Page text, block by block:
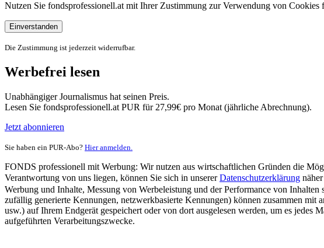
Nutzen Sie fondsprofessionell.at mit Ihrer Zustimmung zur Verwendung von Cookies
Einverstanden
Die Zustimmung ist jederzeit widerrufbar.
Werbefrei lesen
Unabhängiger Journalismus hat seinen Preis.
Lesen Sie fondsprofessionell.at PUR für 27,99€ pro Monat (jährliche Abrechnung).
Jetzt abonnieren
Sie haben ein PUR-Abo? Hier anmelden.
FONDS professionell mit Werbung: Wir nutzen aus wirtschaftlichen Gründen die
Verantwortung von uns liegen, können Sie sich in unsererDatenschutzerklärung
Werbung und Inhalte, Messung von Werbeleistung und der Performance von
zufällig generierte Kennungen, netzwerkbasierte Kennungen) können zusammen
usw.) auf Ihrem Endgerät gespeichert oder von dort ausgelesen werden, um es
aufgeführten Verarbeitungszwecke.